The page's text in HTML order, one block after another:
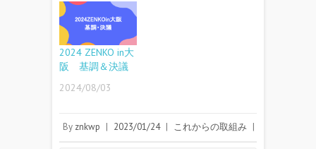
2024 ZENKO in大
阪 基調＆決議
2024/08/03
By znkwp | 2023/01/24 | これからの取組み |